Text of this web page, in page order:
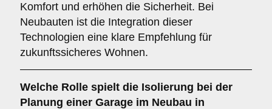
Komfort und erhöhen die Sicherheit. Bei
Neubauten ist die Integration dieser
Technologien eine klare Empfehlung für
zukunftssicheres Wohnen.
Welche Rolle spielt die Isolierung bei der
Planung einer Garage im Neubau in